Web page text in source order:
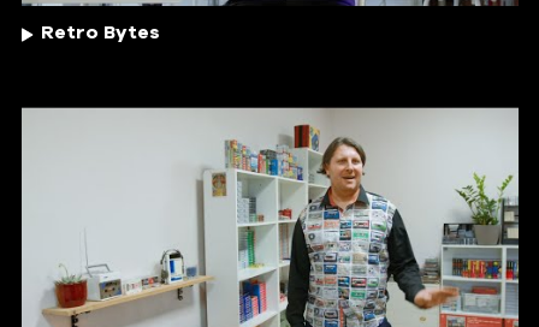
Retro Bytes